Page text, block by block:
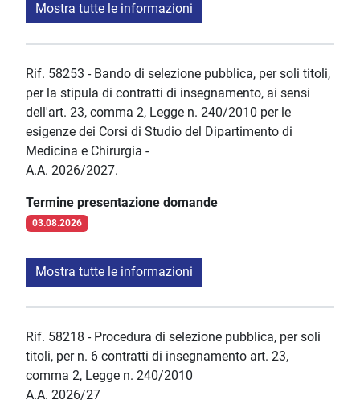
Mostra tutte le informazioni
Rif. 58253 - Bando di selezione pubblica, per soli titoli,
per la stipula di contratti di insegnamento, ai sensi
dell'art. 23, comma 2, Legge n. 240/2010 per le
esigenze dei Corsi di Studio del Dipartimento di
Medicina e Chirurgia -
A.A. 2026/2027.
Termine presentazione domande
03.08.2026
Mostra tutte le informazioni
Rif. 58218 - Procedura di selezione pubblica, per soli
titoli, per n. 6 contratti di insegnamento art. 23,
comma 2, Legge n. 240/2010
A.A. 2026/27